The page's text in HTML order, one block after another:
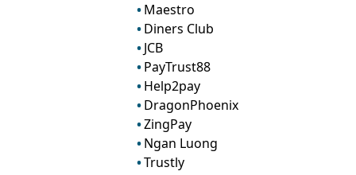
Maestro
Diners Club
JCB
PayTrust88
Help2pay
DragonPhoenix
ZingPay
Ngan Luong
Trustly